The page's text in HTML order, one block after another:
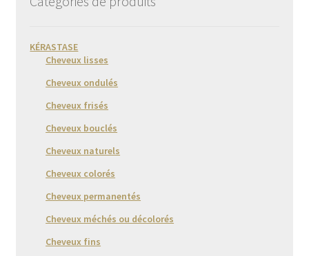
KÉRASTASE
Cheveux lisses
Cheveux ondulés
Cheveux frisés
Cheveux bouclés
Cheveux naturels
Cheveux colorés
Cheveux permanentés
Cheveux méchés ou décolorés
Cheveux fins